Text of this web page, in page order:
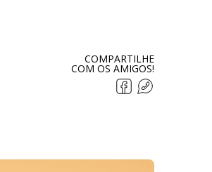
COMPARTILHE
COM OS AMIGOS!